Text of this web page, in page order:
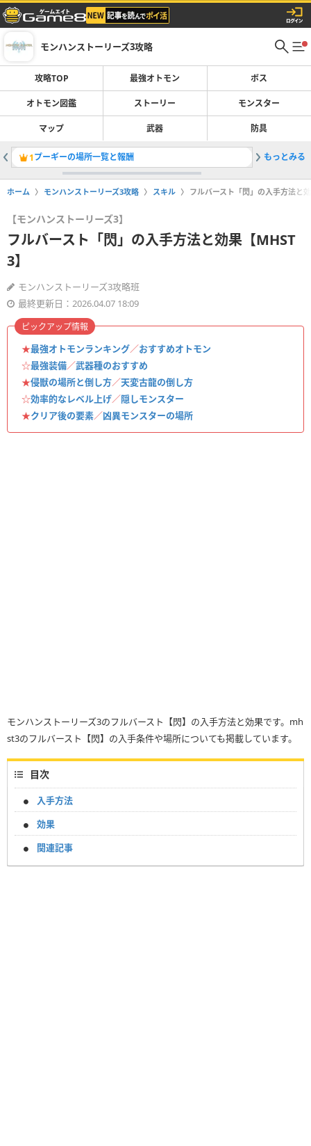
モンハンストーリーズ3攻略
攻略TOP 最強オトモン ボス
オトモン図鑑 ストーリー モンスター
マップ 武器 防具
1プーギーの場所一覧と報酬 2侵獣の
もっとみる
ホーム モンハンストーリーズ3攻略 スキル フルバースト「閃」の入手方法と
【モンハンストーリーズ3】
フルバースト「閃」の入手方法と効果【MHST
3】
モンハンストーリーズ3攻略班
最終更新日：2026.04.07 18:09
★最強オトモンランキング／おすすめオトモン
☆最強装備／武器種のおすすめ
★侵獣の場所と倒し方／天変古龍の倒し方
☆効率的なレベル上げ／隠しモンスター
★クリア後の要素／凶異モンスターの場所
ピックアップ情報
モンハンストーリーズ3のフルバースト【閃】の入手方法と効果です。mh
st3のフルバースト【閃】の入手条件や場所についても掲載しています。
目次
入手方法
効果
関連記事